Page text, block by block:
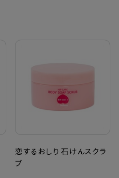
恋するおしり 石けんスクラ
ブ